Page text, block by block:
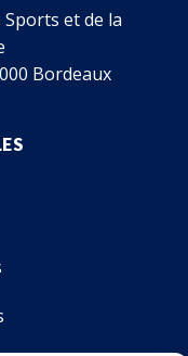
et de la
Bordeaux